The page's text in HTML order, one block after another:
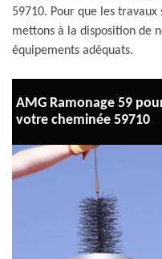
59710. Pour que les travaux
mettons à la disposition de
équipements adéquats.
AMG Ramonage 59
votre cheminée 59710